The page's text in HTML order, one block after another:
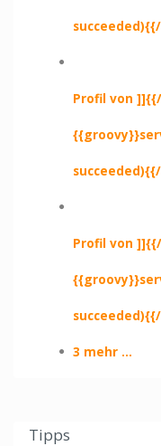
Profil von
Profil von
3 mehr ...
Tipps